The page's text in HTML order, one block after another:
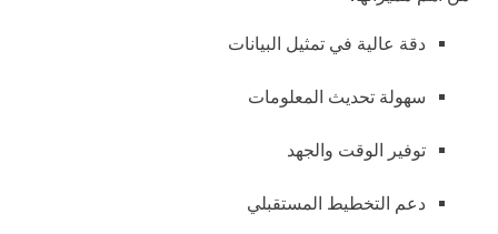
دقة عالية في تمثيل البيانات
سهولة تحديث المعلومات
توفير الوقت والجهد
دعم التخطيط المستقبلي